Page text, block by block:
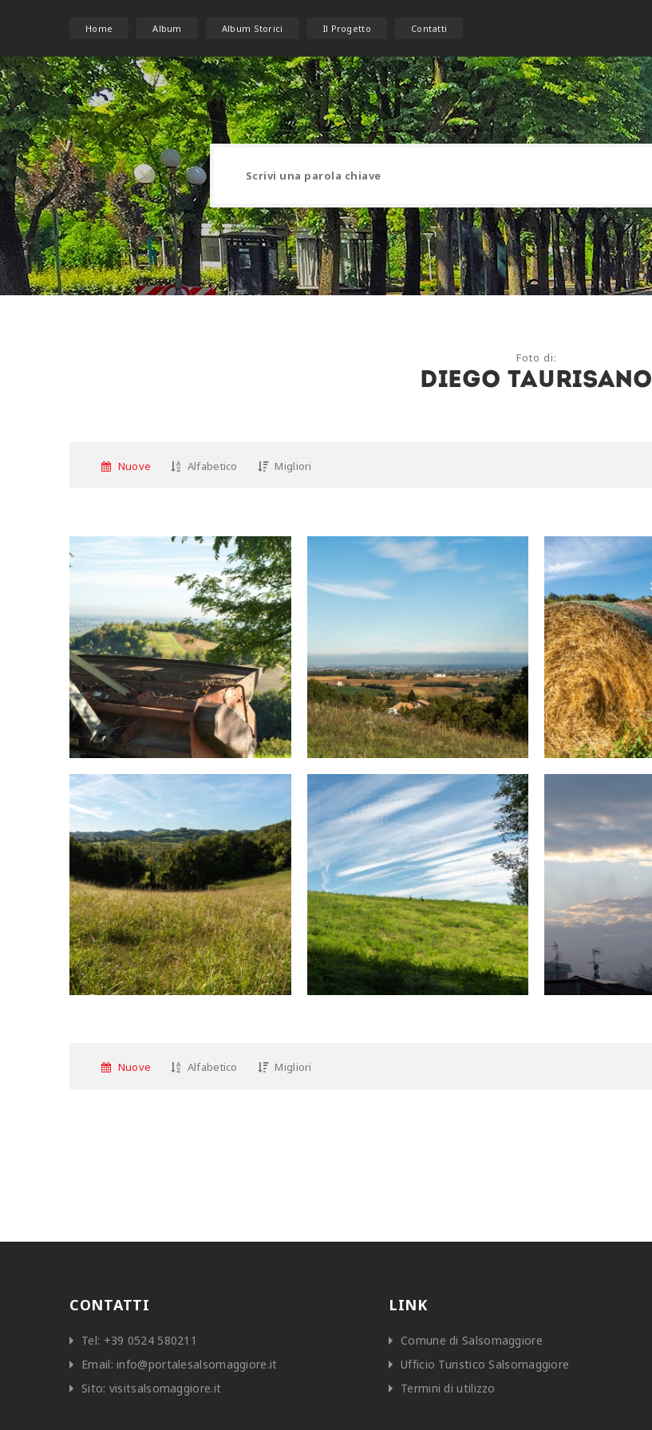
Home Album Album Storici Il Progetto Contatti
Foto di:
Diego Taurisano
Nuove Alfabetico Migliori
Nuove Alfabetico Migliori
CONTATTI
Tel: +39 0524 580211
Email:info@portalesalsomaggiore.it
Sito: visitsalsomaggiore.it
LINK
Comune di Salsomaggiore
Ufficio Turistico Salsomaggiore
Termini di utilizzo